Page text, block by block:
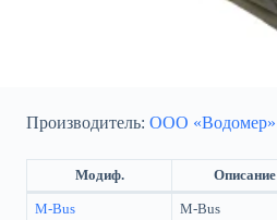
Производитель: ООО «Водомер»
Модиф. Описание
M-Bus M-Bus